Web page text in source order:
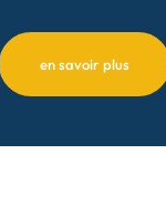
en savoir plus